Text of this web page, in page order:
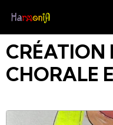
CRÉATION
CHORALE